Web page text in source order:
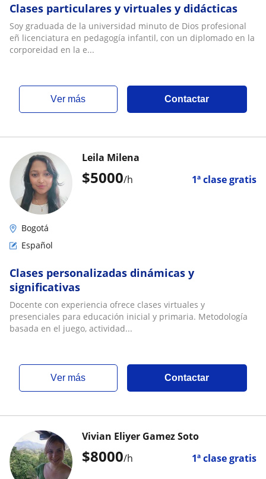
Clases particulares y virtuales y didácticas
Soy graduada de la universidad minuto de Dios profesional
eñ licenciatura en pedagogía infantil, con un diplomado en la
corporeidad en la e...
ver más Contactar
$5000/h 1ª clase gratis
Leila Milena
Bogotá
Español
Clases personalizadas dinámicas y
significativas
Docente con experiencia ofrece clases virtuales y
presenciales para educación inicial y primaria. Metodología
basada en el juego, actividad...
ver más Contactar
$8000/h 1ª clase gratis
Vivian Eliyer Gamez Soto